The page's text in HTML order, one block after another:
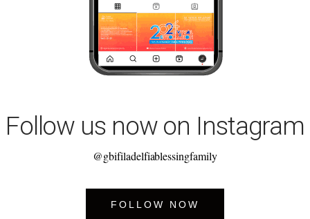
Follow us now on Instagram
@gbifiladelfiablessingfamily
FOLLOW NOW